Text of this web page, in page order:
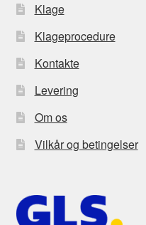
Klage
Klageprocedure
Kontakte
Levering
Om os
Vilkår og betingelser